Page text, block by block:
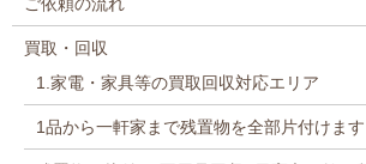
ご依頼の流れ
買取・回収
1.家電・家具等の買取回収対応エリア
1品から一軒家まで残置物を全部片付けま